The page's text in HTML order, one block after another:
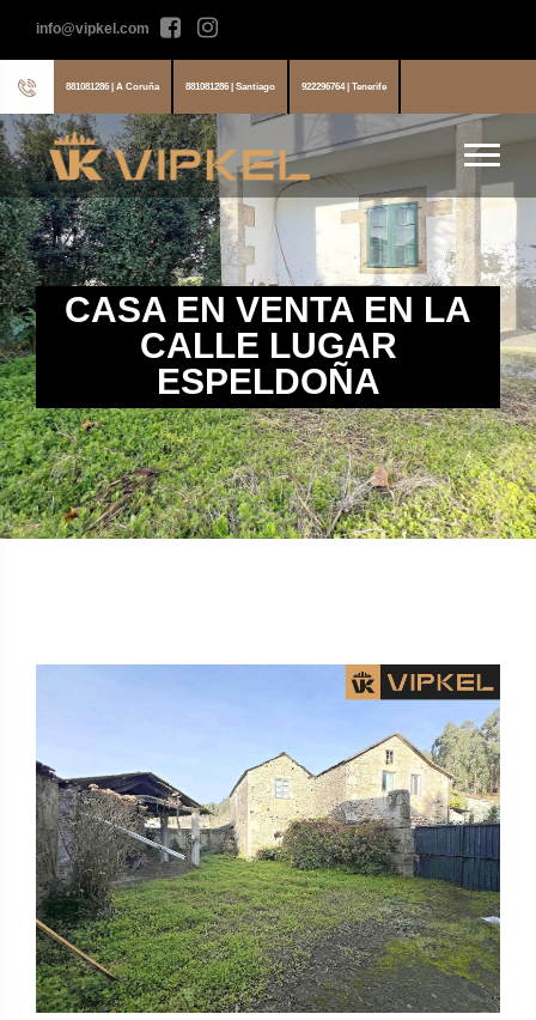
info@vipkel.com
881081286 | A Coruña 881081286 | Santiago 922296764 | Tenerife
CASA EN VENTA EN LA
CALLE LUGAR
ESPELDOÑA